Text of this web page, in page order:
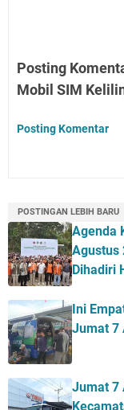
Posting
Mobil SIM
Posting Komentar
POSTINGAN LEBIH BARU
Agenda
Agustus
Dihadiri
Ini
Jumat 7
Jumat 7